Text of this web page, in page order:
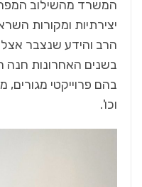
המשרד מהשילוב
יצירתיות ומקורות
הרב והידע שנצבר אצל
בשנים האחרונות חנה
בהם פרוייקטי מגורים,
וכו'.